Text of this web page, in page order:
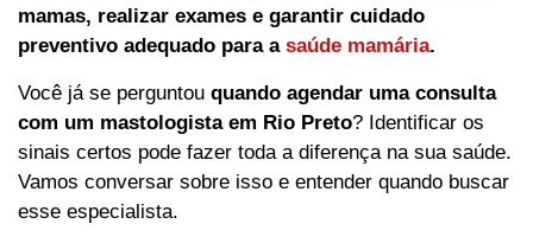
mamas, realizar exames e garantir cuidado
preventivo adequado para a saúde mamária.
Você já se perguntou quando agendar uma consulta
com um mastologista em Rio Preto? Identificar os
sinais certos pode fazer toda a diferença na sua saúde.
Vamos conversar sobre isso e entender quando buscar
esse especialista.